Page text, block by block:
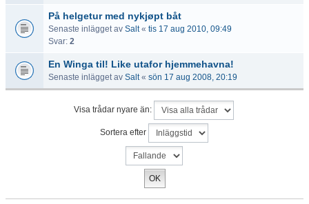
På helgetur med nykjøpt båt
Senaste inlägget av Salt« tis 17 aug 2010, 09:49
Svar: 2
En Winga til! Like utafor hjemmehavna!
Senaste inlägget av Salt« sön 17 aug 2008, 20:19
Visa trådar nyare än:
Sortera efter